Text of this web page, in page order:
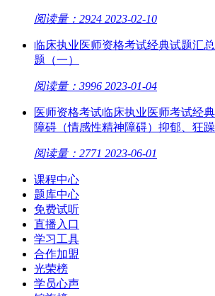
阅读量：2924 2023-02-10
临床执业医师资格考试经典试题汇
题（一）
阅读量：3996 2023-01-04
医师资格考试临床执业医师考试经
障碍（情感性精神障碍）抑郁、狂
阅读量：2771 2023-06-01
课程中心
题库中心
免费试听
直播入口
学习工具
合作加盟
光荣榜
学员心声